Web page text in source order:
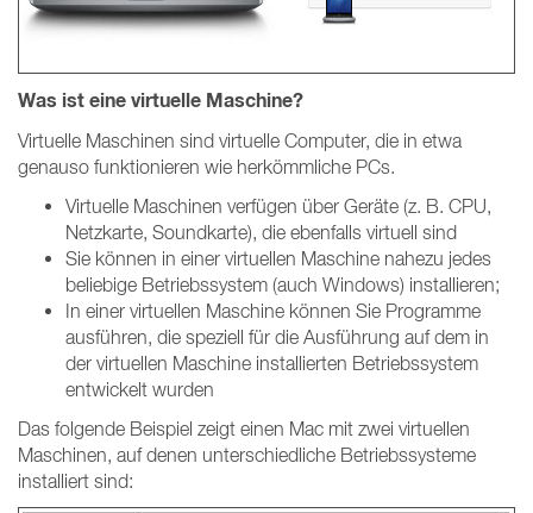
Was ist eine virtuelle Maschine?
Virtuelle Maschinen sind virtuelle Computer, die in etwa
genauso funktionieren wie herkömmliche PCs.
Virtuelle Maschinen verfügen über Geräte (z. B. CPU,
Netzkarte, Soundkarte), die ebenfalls virtuell sind
Sie können in einer virtuellen Maschine nahezu jedes
beliebige Betriebssystem (auch Windows) installieren;
In einer virtuellen Maschine können Sie Programme
ausführen, die speziell für die Ausführung auf dem in
der virtuellen Maschine installierten Betriebssystem
entwickelt wurden
Das folgende Beispiel zeigt einen Mac mit zwei virtuellen
Maschinen, auf denen unterschiedliche Betriebssysteme
installiert sind: